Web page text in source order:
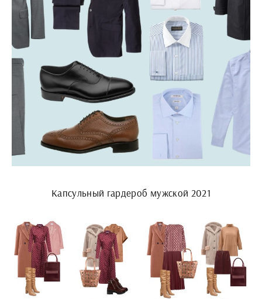
Капсульный гардероб мужской 2021